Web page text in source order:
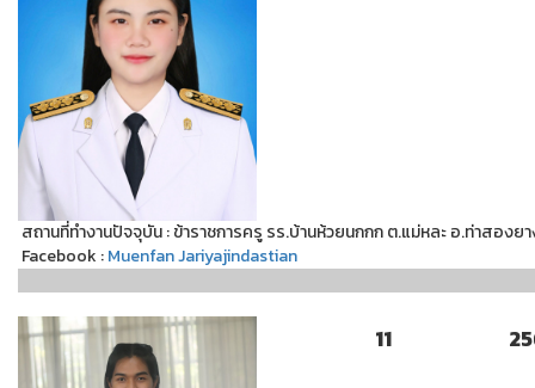
สถานที่ทำงานปัจจุบัน : ข้าราชการครู รร.บ้านห้วยนกกก ต.แม่หละ อ.ท่าสองย
Facebook :Muenfan Jariyajindastian
11